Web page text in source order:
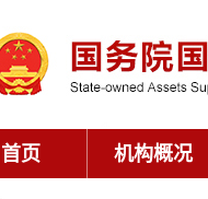
首页 机构概况